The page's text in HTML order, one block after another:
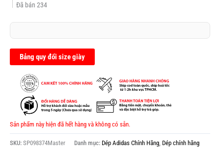
Đã bán 234
Bảng quy đổi size giày
Sản phẩm này hiện đã hết hàng và không có sẵn.
SKU: SP098374Master Danh mục: Dép Adidas Chính Hãng Dép chính hãng